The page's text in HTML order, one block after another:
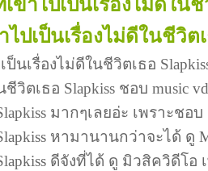
ข้าไปเป็นเรื่องไม่ดีในชี
ไปเป็นเรื่องไม่ดีในชีวิต
ป็นเรื่องไม่ดีในชีวิตเธอ
ชีวิตเธอ Slapkiss ชอบ music
มากๆเลยอ่ะ เพราะชอ
หามานานกว่าจะได้ ดู
ดีจังที่ได้ ดู มิวสิควิดีโอ